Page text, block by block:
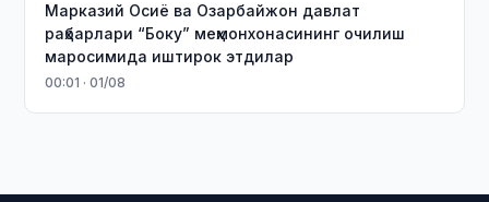
Марказий Осиё ва Озарбайжон давлат
раҳбарлари “Боку” меҳмонхонасининг очилиш
маросимида иштирок этдилар
00:01 · 01/08